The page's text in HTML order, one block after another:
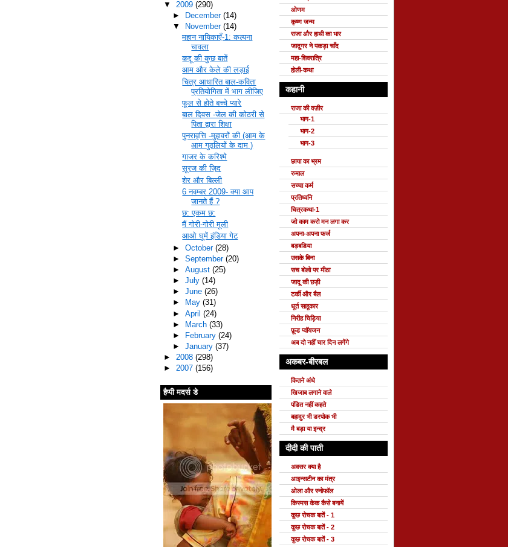
▼ 2009 (290)
►
December (14)
▼
November (14)
महान नायिकाएँ-1: कल्पना
चावला
कद्दू की कुछ बातें
आम और केले की लड़ाई
चित्र आधारित बाल-कविता
प्रतियोगिता में भाग लीजिए
फूल से होते बच्चे प्यारे
बाल दिवस -जेल की कोठरी से
पिता द्वारा शिक्षा
पुनरावृत्ति -मुहावरों की (आम के
आम गुठलियों के दाम )
गाजर के करिश्मे
सूरज की ज़िद
शेर और बिल्ली
6 नवम्बर 2009- क्या आप
जानते हैं ?
छ: एकम छ:
मैं गोरी-गोरी मूली
आओ घूमें इंडिया गेट
► October (28)
► September (20)
► August (25)
► July (14)
► June (26)
►
May (31)
► April (24)
► March (33)
►
February (24)
► January (37)
► 2008 (298)
► 2007 (156)
हैप्पी मदर्स डे
ओणम
कृष्ण जन्म
राजा और हाथी का भार
जादुगर ने पकड़ा चाँद
महा-शिवरात्रि
होली-कथा
कहानी
राजा की वज़ीर
भाग-1
भाग-2
भाग-3
छाया का भ्रम
रुमाल
सच्चा कर्म
प्रतिध्वनि
चित्रकथा-1
जो काम करो मन लगा कर
अपना-अपना फर्ज
बड़बडिया
उसके बिना
सच बोलो पर मीठा
जादू की छड़ी
टर्की और बैल
धूर्त साहूकार
निरीह चिड़िया
फ़ूड प्वॉयजन
अब दो नहीं चार दिन लगेंगे
अकबर-बीरबल
कितने अंधे
खिजाब लगाने वाले
पंडित नहीं कहते
बहादुर भी डरपोक भी
मै बड़ा या इन्द्र
दीदी की पाती
अवसर क्या है
आइन्सटीन का मंत्र
ओला और स्नोफॉल
किस्मस केक कैसे बनायें
कुछ रोचक बातें - 1
कुछ रोचक बातें - 2
कुछ रोचक बातें - 3